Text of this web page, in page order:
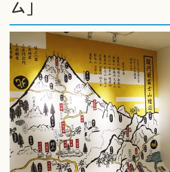
ム」